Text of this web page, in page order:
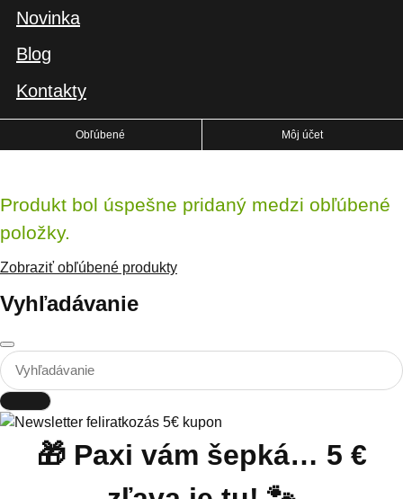
Novinka
Blog
Kontakty
Obľúbené Môj účet
Produkt bol úspešne pridaný medzi obľúbené
položky.
Zobraziť obľúbené produkty
Vyhľadávanie
🎁 Paxi vám šepká… 5 €